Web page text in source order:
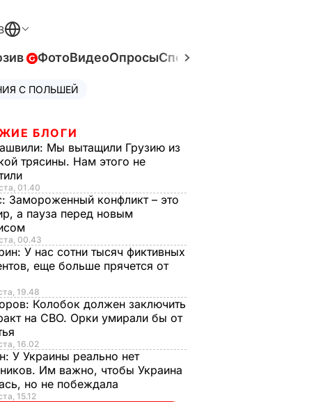
ФотоВидеоОпросыСпецпроекты
С ПОЛЬШЕЙ
БЛОГИ
Мы вытащили Грузию из
трясины. Нам этого не
01.40
Замороженный конфликт – это
а пауза перед новым
00.43
У нас сотни тысяч фиктивных
еще больше прячется от
19.48
Колобок должен заключить
на СВО. Орки умирали бы от
16.02
У Украины реально нет
Им важно, чтобы Украина
но не побеждала
15.12